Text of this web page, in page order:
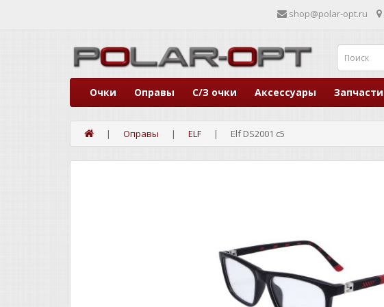
shop@polar-opt.ru
Очки Оправы С/З очки Аксессуары Запчасти
Оправы ELF Elf DS2001 c5